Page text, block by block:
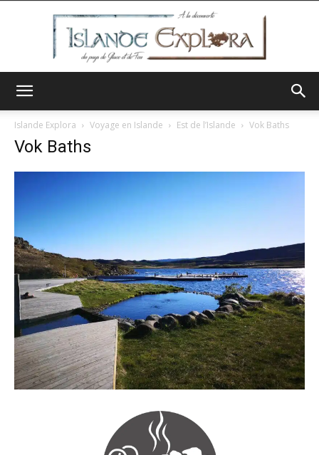
Islande Explora Voyage en Islande Est de l’Islande Vok Baths
Vok Baths